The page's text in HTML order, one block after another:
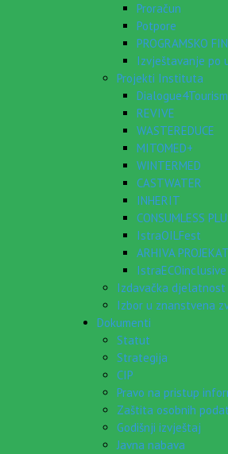
Proračun
Potpore
PROGRAMSKO
Izvještavanje po
Projekti Instituta
Dialogue4Tourism
REVIVE
WASTEREDUCE
MITOMED+
WINTERMED
CASTWATER
INHERIT
CONSUMLESS
IstraOILFest
ARHIVA
IstraECOinclusive
Izdavačka djelatnost
Izbor u znanstvena
Dokumenti
Statut
Strategija
CIP
Pravo na pristup
Zaštita osobnih
Godišnji izvještaj
Javna nabava